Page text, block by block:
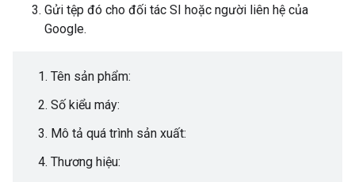
Gửi tệp đó cho đối tác SI hoặc người liên hệ của
Google.
Tên sản phẩm:
Số kiểu máy:
Mô tả quá trình sản xuất:
Thương hiệu: